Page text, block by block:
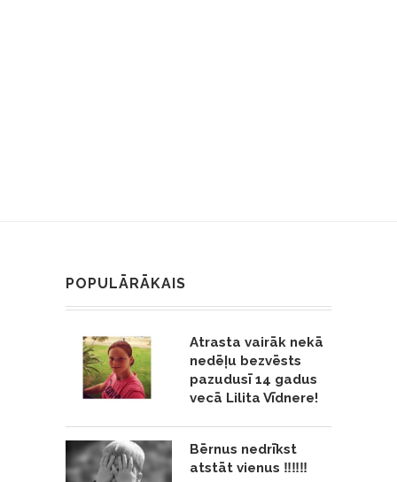
POPULĀRĀKAIS
Atrasta vairāk nekā
nedēļu bezvēsts
pazudusī 14 gadus
vecā Lilita Vīdnere!
Bērnus nedrīkst
atstāt vienus ‼️‼️‼️